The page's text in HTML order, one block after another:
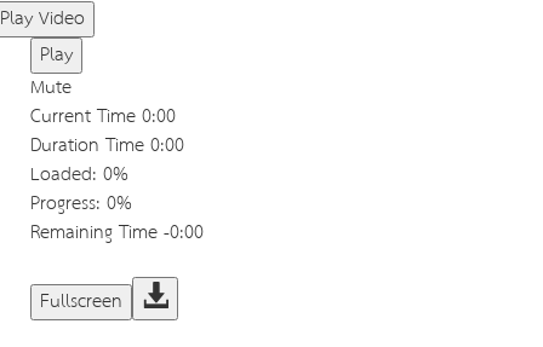
Play Video
Play
Mute
Current Time0:00
Duration Time0:00
Loaded: 0%
Progress: 0%
Remaining Time-0:00
Fullscreen